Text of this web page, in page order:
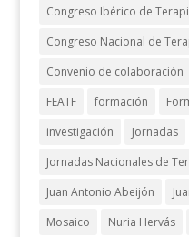
Congreso Ibérico de
Congreso Nacional de
Convenio de colaboración
FEATF
formación
investigación
Jornadas
Jornadas Nacionales de
Juan Antonio Abeijón
Mosaico
Nuria Hervás